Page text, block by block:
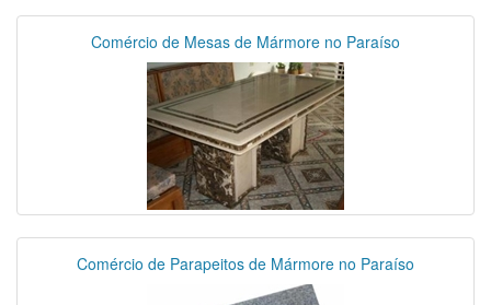
Comércio de Mesas de Mármore no Paraíso
Comércio de Parapeitos de Mármore no Paraíso